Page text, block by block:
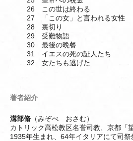
26 この世は終わる
27 「この女」と言われる女性
28 裏切り
29 受難物語
30 最後の晩餐
31 イエスの死の証人たち
32 女たちも逃げた
著者紹介
溝部脩 （みぞべ おさむ）
カトリック高松教区名誉司教、京都「
1935年生まれ、64年イタリアにて司祭